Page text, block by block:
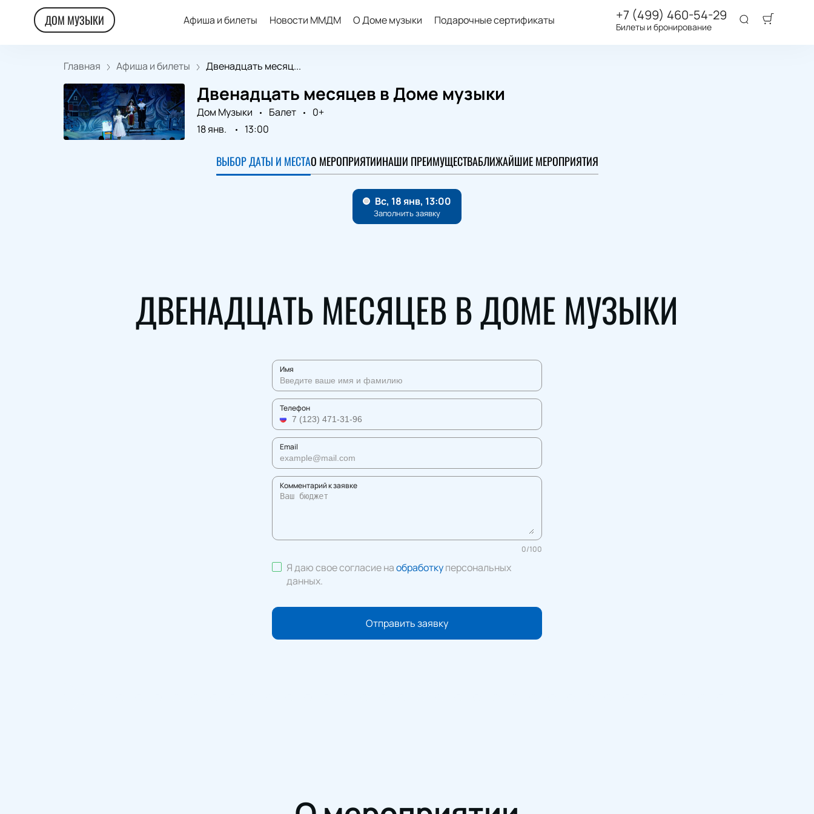
ДОМ МУЗЫКИ Афиша и билеты Новости ММДМ О Доме музыки Подарочные сертификаты +7 (499) 460-54-29
Билеты и бронирование
Главная Афиша и билеты Двенадцать месяц...
Двенадцать месяцев в Доме музыки
Дом Музыки Балет
0+
18 янв.
13:00
ВЫБОР ДАТЫ И МЕСТАО МЕРОПРИЯТИИНАШИ ПРЕИМУЩЕСТВАБЛИЖАЙШИЕ МЕРОПРИЯТИЯ
ДВЕНАДЦАТЬ МЕСЯЦЕВ В ДОМЕ МУЗЫКИ
Имя
Телефон
Email
Комментарий к заявке
0/100
Я даю свое согласие наобработкуперсональных
данных.
Отправить заявку